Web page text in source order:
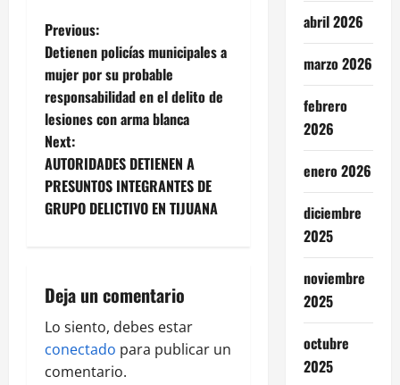
P
o
s
t
n
a
i
g
a
Previous:
Detienen policías municipales a
mujer por su probable
responsabilidad en el delito de
lesiones con arma blanca
Next:
AUTORIDADES DETIENEN A
PRESUNTOS INTEGRANTES DE
GRUPO DELICTIVO EN TIJUANA
Deja un comentario
Lo siento, debes estar
conectado para publicar un
comentario.
abril 2026
marzo 2026
febrero
2026
enero 2026
diciembre
2025
noviembre
2025
octubre
2025